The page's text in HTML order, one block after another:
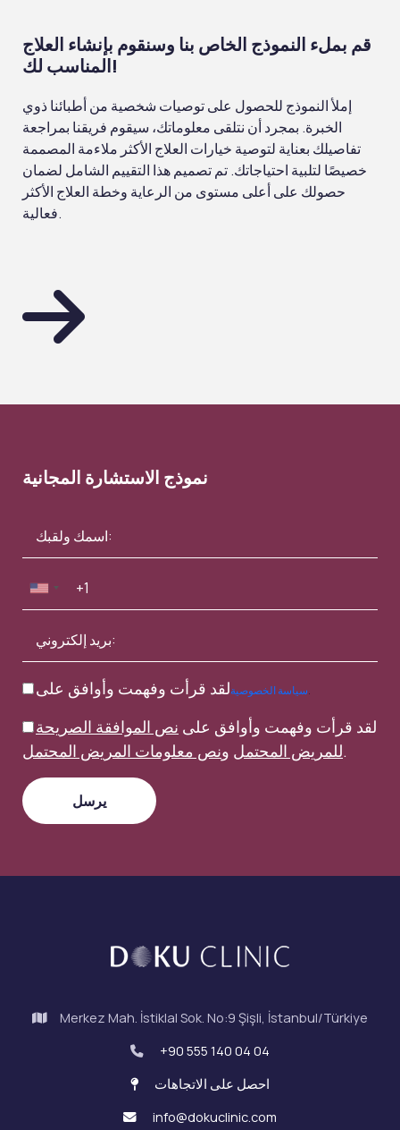
قم بملء النموذج الخاص بنا وسنقوم بإنشاء العلاج
المناسب لك!
إملأ النموذج للحصول على توصيات شخصية من أطبائنا ذوي
الخبرة. بمجرد أن نتلقى معلوماتك، سيقوم فريقنا بمراجعة
تفاصيلك بعناية لتوصية خيارات العلاج الأكثر ملاءمة المصممة
خصيصًا لتلبية احتياجاتك. تم تصميم هذا التقييم الشامل لضمان
حصولك على أعلى مستوى من الرعاية وخطة العلاج الأكثر
فعالية.
نموذج الاستشارة المجانية
لقد قرأت وفهمت وأوافق علىسياسة الخصوصية.
لقد قرأت وفهمت وأوافق على نص الموافقة الصريحة
للمريض المحتمل ونص معلومات المريض المحتمل .
Merkez Mah. İstiklal Sok. No:9 Şişli, İstanbul/Türkiye
+90 555 140 04 04
احصل على الاتجاهات
info@dokuclinic.com